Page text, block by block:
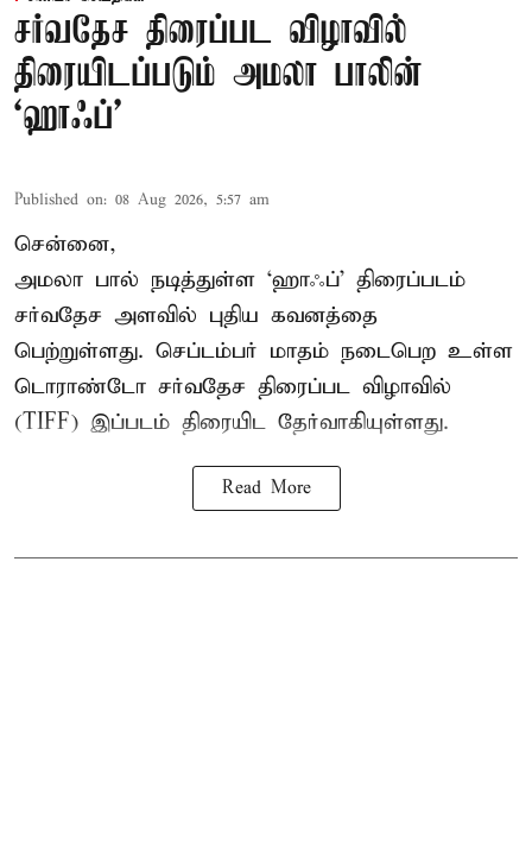
சர்வதேச திரைப்பட விழாவில்
திரையிடப்படும் அமலா பாலின்
‘ஹாஃப்’
Published on: 08 Aug 2026, 5:57 am
சென்னை,
அமலா பால் நடித்துள்ள ‘ஹாஃப்’ திரைப்படம்
சர்வதேச அளவில் புதிய கவனத்தை
பெற்றுள்ளது. செப்டம்பர் மாதம் நடைபெற உள்ள
டொராண்டோ சர்வதேச திரைப்பட விழாவில்
(TIFF) இப்படம் திரையிட தேர்வாகியுள்ளது.
Read More